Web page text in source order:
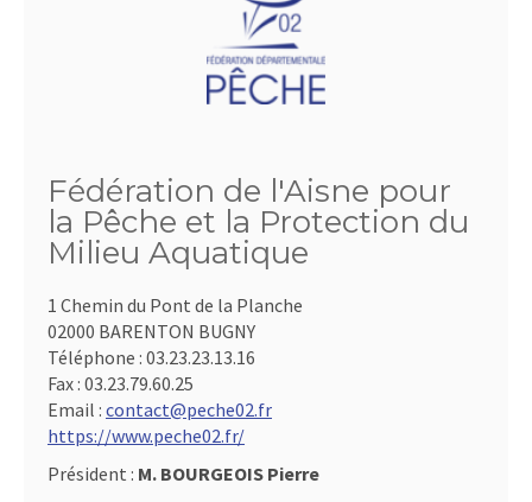
Fédération de l'Aisne pour
la Pêche et la Protection du
Milieu Aquatique
1 Chemin du Pont de la Planche
02000 BARENTON BUGNY
Téléphone : 03.23.23.13.16
Fax : 03.23.79.60.25
Email : contact@peche02.fr
https://www.peche02.fr/
Président : M. BOURGEOIS Pierre